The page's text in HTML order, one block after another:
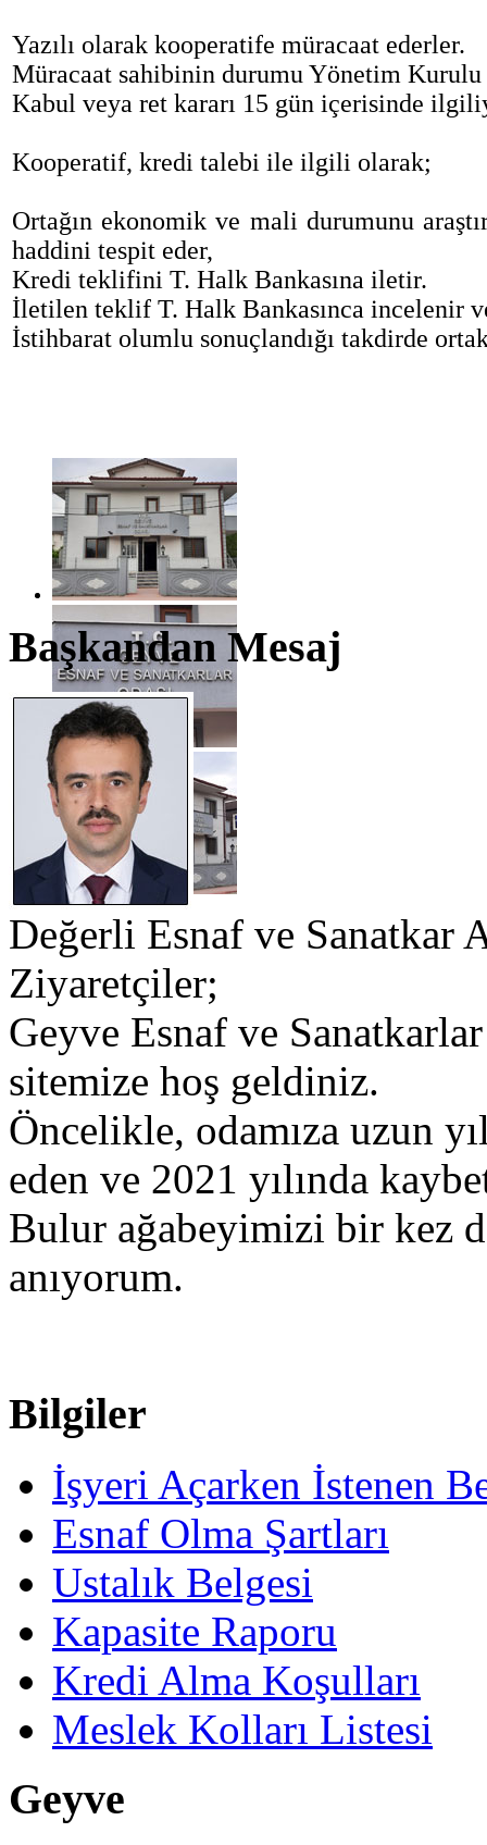
Yazılı olarak kooperatife müracaat ederler.
Müracaat sahibinin durumu Yönetim Kurulu
Kabul veya ret kararı 15 gün içerisinde
Kooperatif, kredi talebi ile ilgili olarak;
Ortağın ekonomik ve mali durumunu
haddini tespit eder,
Kredi teklifini T. Halk Bankasına iletir.
İletilen teklif T. Halk Bankasınca incelenir
İstihbarat olumlu sonuçlandığı takdirde
Başkandan Mesaj
Değerli Esnaf ve Sanatkar
Ziyaretçiler;
​Geyve Esnaf ve
sitemize hoş geldiniz.
​Öncelikle, odamıza uzun
eden ve 2021 yılında
Bulur ağabeyimizi bir kez
anıyorum.
Bilgiler
İşyeri Açarken İstenen
Esnaf Olma Şartları
Ustalık Belgesi
Kapasite Raporu
Kredi Alma Koşulları
Meslek Kolları Listesi
Geyve